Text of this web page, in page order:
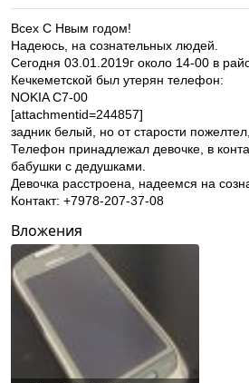
Всех С Нвым годом!
Надеюсь, на сознательных людей.
Сегодня 03.01.2019г около 14-00 в
Кечкеметской был утерян телефон:
NOKIA С7-00
[attachmentid=244857]
задник белый, но от старости
Телефон принадлежал девочке, в
бабушки с дедушками.
Девочка расстроена, надеемся на
Контакт: +7978-207-37-08
Вложения